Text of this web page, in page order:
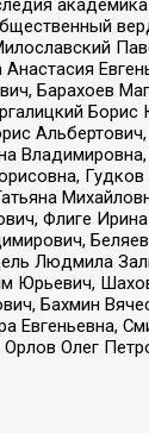
Барахоев
Борис
Флиге
Людмила
Юрьевич,
Бахмин
Евгеньевна,
Олег